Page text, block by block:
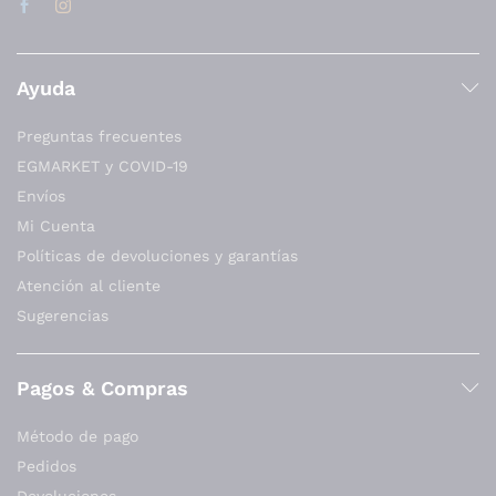
Ayuda
Preguntas frecuentes
EGMARKET y COVID-19
Envíos
Mi Cuenta
Políticas de devoluciones y garantías
Atención al cliente
Sugerencias
Pagos & Compras
Método de pago
Pedidos